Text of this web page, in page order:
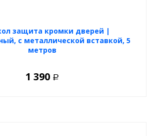
защита кромки дверей |
с металлической вставкой, 5
метров
1 390 Р